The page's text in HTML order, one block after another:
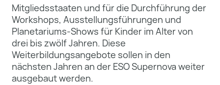
Mitgliedsstaaten und für die Durchführung der
Workshops, Ausstellungsführungen und
Planetariums-Shows für Kinder im Alter von
drei bis zwölf Jahren. Diese
Weiterbildungsangebote sollen in den
nächsten Jahren an der ESO Supernova weiter
ausgebaut werden.